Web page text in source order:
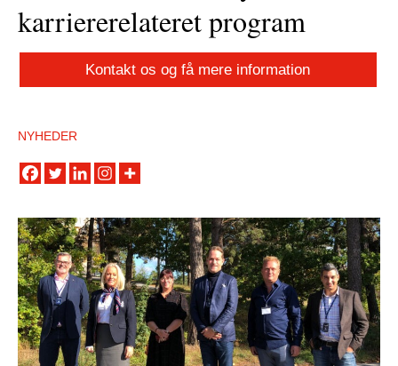
karriererelateret program
Kontakt os og få mere information
NYHEDER